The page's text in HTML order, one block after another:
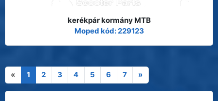
kerékpár kormány MTB
Moped kód: 229123
« 1 2 3 4 5 6 7 »